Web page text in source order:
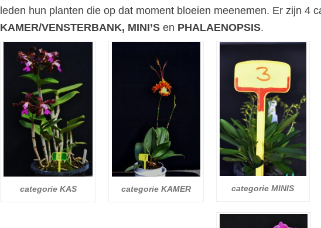
leden hun planten die op dat moment bloeien meenemen. Er zijn 4
KAMER/VENSTERBANK, MINI’S en PHALAENOPSIS.
categorie KAS categorie KAMER categorie MINIS